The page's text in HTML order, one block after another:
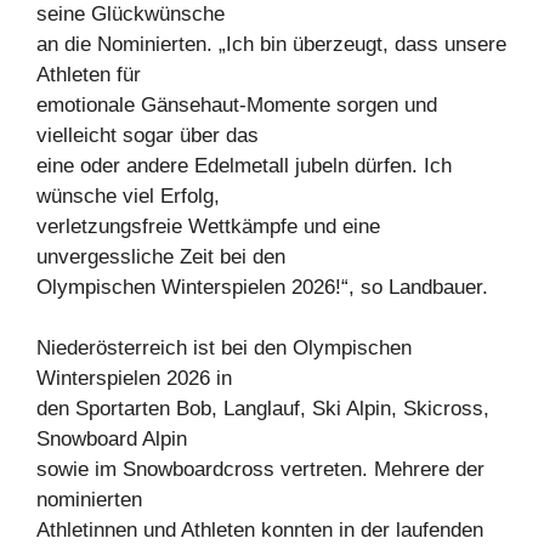
seine Glückwünsche
an die Nominierten. „Ich bin überzeugt, dass unsere
Athleten für
emotionale Gänsehaut-Momente sorgen und
vielleicht sogar über das
eine oder andere Edelmetall jubeln dürfen. Ich
wünsche viel Erfolg,
verletzungsfreie Wettkämpfe und eine
unvergessliche Zeit bei den
Olympischen Winterspielen 2026!“, so Landbauer.
Niederösterreich ist bei den Olympischen
Winterspielen 2026 in
den Sportarten Bob, Langlauf, Ski Alpin, Skicross,
Snowboard Alpin
sowie im Snowboardcross vertreten. Mehrere der
nominierten
Athletinnen und Athleten konnten in der laufenden